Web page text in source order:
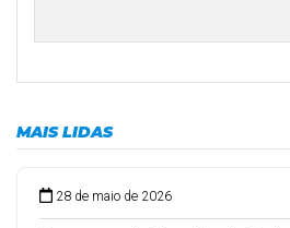
MAIS LIDAS
28 de maio de 2026